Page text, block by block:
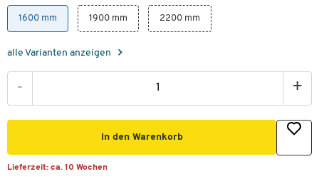
1600 mm 1900 mm 2200 mm
alle Varianten anzeigen
- +
In den Warenkorb
Lieferzeit: ca. 10 Wochen